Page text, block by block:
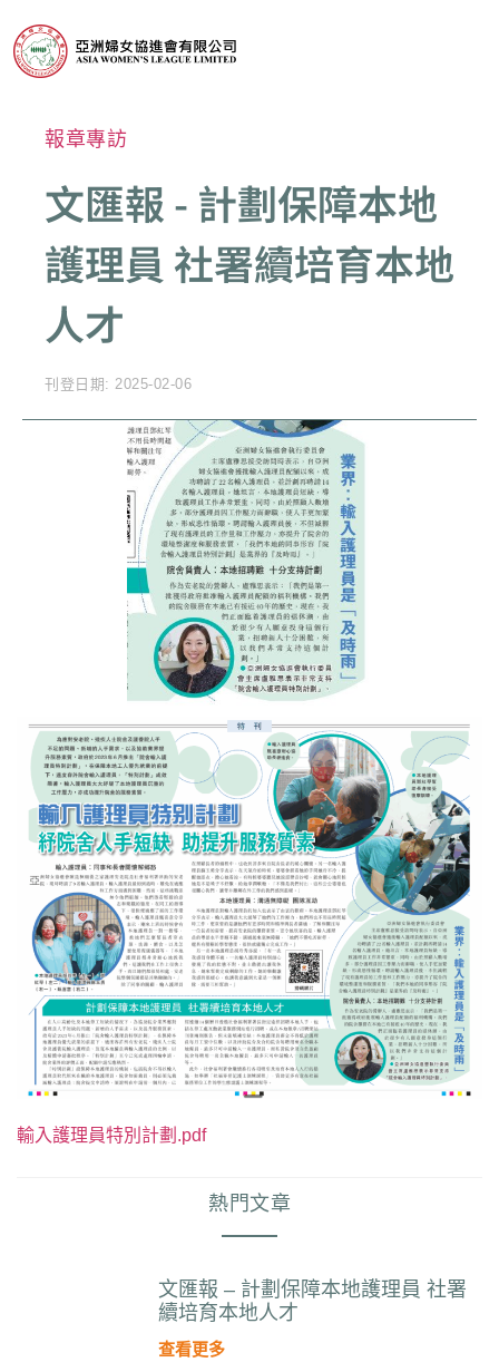
報章專訪
文匯報 - 計劃保障本地
護理員 社署續培育本地
人才
刊登日期: 2025-02-06
輸入護理員特別計劃.pdf
熱門文章
文匯報 – 計劃保障本地護理員 社署
續培育本地人才
查看更多